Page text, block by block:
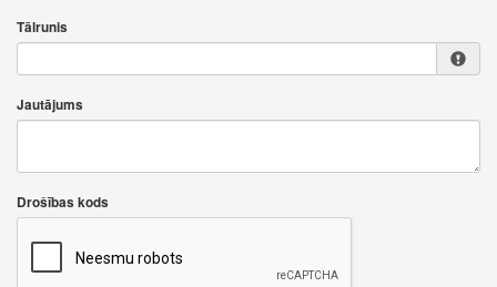
Tālrunis
Jautājums
Drošības kods